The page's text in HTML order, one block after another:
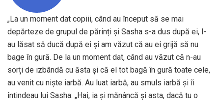
„La un moment dat copiii, când au început să se mai
depărteze de grupul de părinți și Sasha s-a dus după ei, l-
au lăsat să ducă după ei și am văzut că au ei grijă să nu
bage în gură. De la un moment dat, când au văzut că n-au
sorți de izbândă cu ăsta și că el tot bagă în gură toate cele,
au venit cu niște iarbă. Au luat iarbă, au smuls iarbă și îi
întindeau lui Sasha: „Hai, ia și mănâncă și asta, dacă tu o